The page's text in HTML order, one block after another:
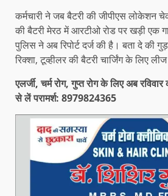
कर्मचारी ने जब बैटरी की जीपीएस लोकेशन
की बैटरी मेरठ में आरटीओ रोड पर खड़ी एक
पुलिस ने अब रिपोर्ट दर्ज की है। बता दे की
रिक्शा, टूव्हीलर की बैटरी चार्जिंग के लिए
एलर्जी, चर्म रोग, गुप्त रोग के लिए अब रविवार
से लें परामर्श: 8979824365